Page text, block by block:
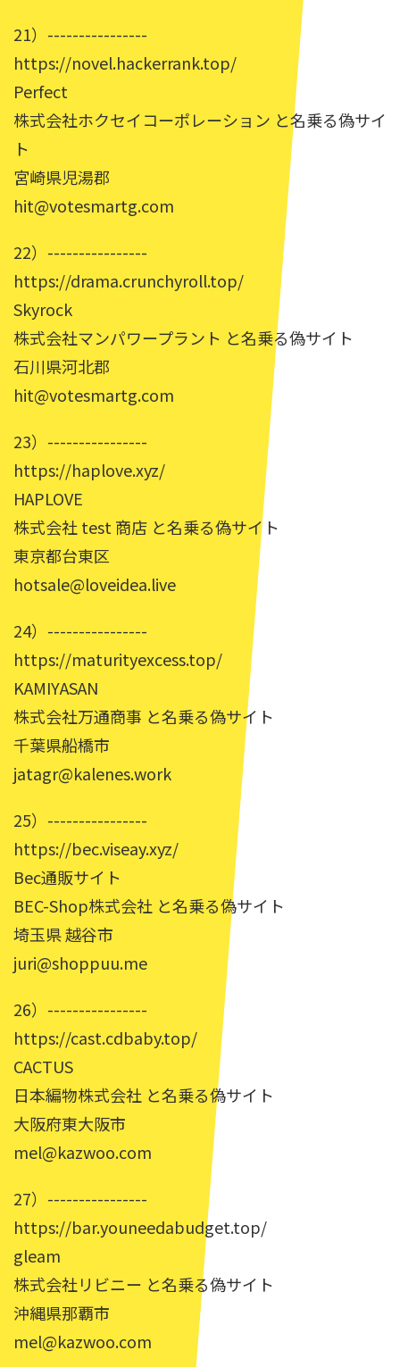
21）----------------
https://novel.hackerrank.top/
Perfect
株式会社ホクセイコーポレーション と名乗る偽サイ
ト
宮崎県児湯郡
hit@votesmartg.com
22）----------------
https://drama.crunchyroll.top/
Skyrock
株式会社マンパワープラント と名乗る偽サイト
石川県河北郡
hit@votesmartg.com
23）----------------
https://haplove.xyz/
HAPLOVE
株式会社 test 商店 と名乗る偽サイト
東京都台東区
hotsale@loveidea.live
24）----------------
https://maturityexcess.top/
KAMIYASAN
株式会社万通商事 と名乗る偽サイト
千葉県船橋市
jatagr@kalenes.work
25）----------------
https://bec.viseay.xyz/
Bec通販サイト
BEC-Shop株式会社 と名乗る偽サイト
埼玉県 越谷市
juri@shoppuu.me
26）----------------
https://cast.cdbaby.top/
CACTUS
日本編物株式会社 と名乗る偽サイト
大阪府東大阪市
mel@kazwoo.com
27）----------------
https://bar.youneedabudget.top/
gleam
株式会社リビニー と名乗る偽サイト
沖縄県那覇市
mel@kazwoo.com